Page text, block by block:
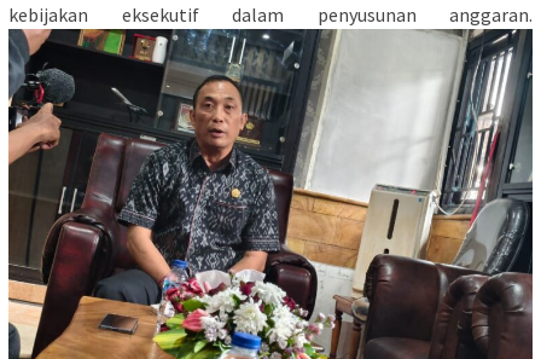
kebijakan eksekutif dalam penyusunan anggaran.